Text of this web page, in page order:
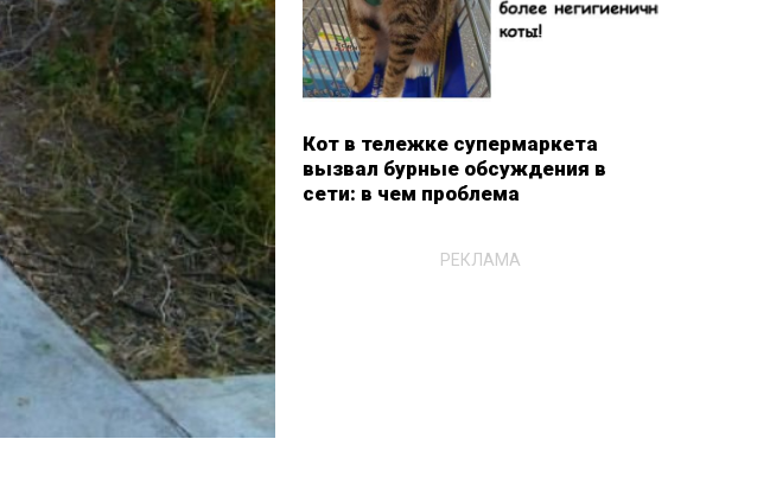
Кот в тележке супермаркета
вызвал бурные обсуждения в
сети: в чем проблема
РЕКЛАМА